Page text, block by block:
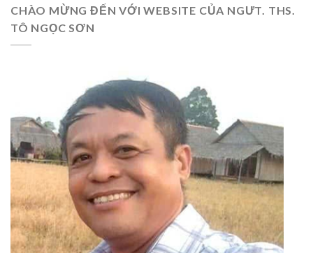
CHÀO MỪNG ĐẾN VỚI WEBSITE CỦA NGƯT. THS.
TÔ NGỌC SƠN